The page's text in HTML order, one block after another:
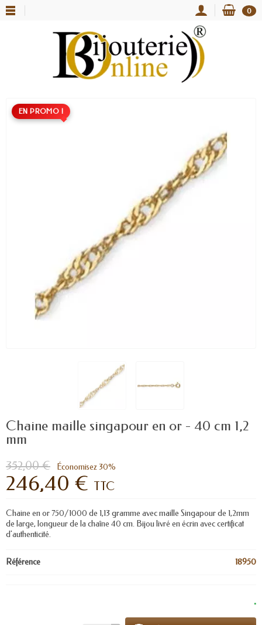
0
EN PROMO !
Chaine maille singapour en or - 40 cm 1,2
mm
352,00 € Économisez 30%
246,40 € TTC
Chaine en or 750/1000 de 1,13 gramme avec maille Singapour de 1,2mm
de large, longueur de la chaîne 40 cm. Bijou livré en écrin avec certificat
d'authenticité.
Référence 18950
.